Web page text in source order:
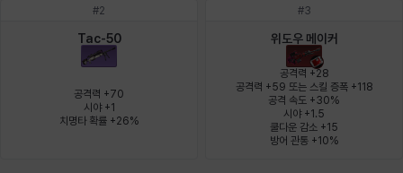
이안 재키
카밀로 캐시
#2
Tac-50
공격력 +70
시야 +1
치명타 확률 +26%
#3
위도우 메이커
공격력 +28
공격력 +59 또는 스킬 증폭 +118
공격 속도 +30%
시야 +1.5
쿨다운 감소 +15
방어 관통 +10%